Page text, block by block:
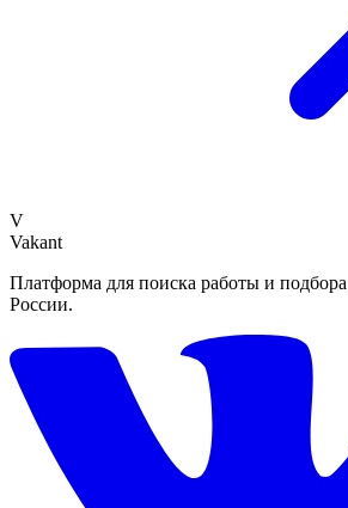
V
Vakant
Платформа для поиска работы и
России.